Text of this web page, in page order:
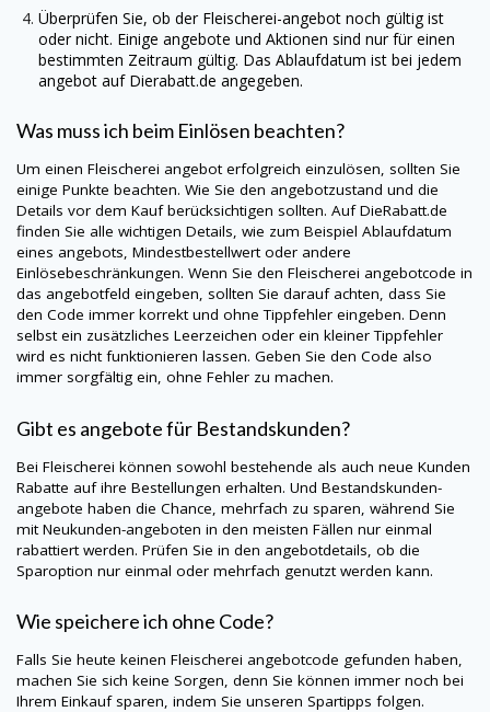
Überprüfen Sie, ob der Fleischerei-angebot noch gültig ist
oder nicht. Einige angebote und Aktionen sind nur für einen
bestimmten Zeitraum gültig. Das Ablaufdatum ist bei jedem
angebot auf Dierabatt.de angegeben.
Was muss ich beim Einlösen beachten?
Um einen Fleischerei angebot erfolgreich einzulösen, sollten Sie
einige Punkte beachten. Wie Sie den angebotzustand und die
Details vor dem Kauf berücksichtigen sollten. AufDieRabatt.de
finden Sie alle wichtigen Details, wie zum Beispiel Ablaufdatum
eines angebots, Mindestbestellwert oder andere
Einlösebeschränkungen. Wenn Sie den Fleischerei angebotcode in
das angebotfeld eingeben, sollten Sie darauf achten, dass Sie
den Code immer korrekt und ohne Tippfehler eingeben. Denn
selbst ein zusätzliches Leerzeichen oder ein kleiner Tippfehler
wird es nicht funktionieren lassen. Geben Sie den Code also
immer sorgfältig ein, ohne Fehler zu machen.
Gibt es angebote für Bestandskunden?
Bei Fleischerei können sowohl bestehende als auch neue Kunden
Rabatte auf ihre Bestellungen erhalten. Und Bestandskunden-
angebote haben die Chance, mehrfach zu sparen, während Sie
mit Neukunden-angeboten in den meisten Fällen nur einmal
rabattiert werden. Prüfen Sie in den angebotdetails, ob die
Sparoption nur einmal oder mehrfach genutzt werden kann.
Wie speichere ich ohne Code?
Falls Sie heute keinen Fleischerei angebotcode gefunden haben,
machen Sie sich keine Sorgen, denn Sie können immer noch bei
Ihrem Einkauf sparen, indem Sie unseren Spartipps folgen.